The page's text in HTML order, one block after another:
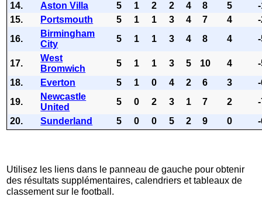
14.
Aston Villa 5 1 2 2 4 8 5
15.
Portsmouth 5 1 1 3 4 7 4
16.
Birmingham
City
5 1 1 3 4 8 4
17.
West
Bromwich
5 1 1 3 5 10 4
18.
Everton 5 1 0 4 2 6 3
19.
Newcastle
United
5 0 2 3 1 7 2
20.
Sunderland 5 0 0 5 2 9 0
Utilisez les liens dans le panneau de gauche pour obtenir
des résultats supplémentaires, calendriers et tableaux de
classement sur le football.